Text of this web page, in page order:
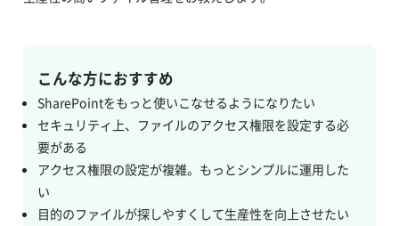
こんな方におすすめ
SharePointをもっと使いこなせるようになりたい
セキュリティ上、ファイルのアクセス権限を設定する必
要がある
アクセス権限の設定が複雑。もっとシンプルに運用した
い
目的のファイルが探しやすくして生産性を向上させたい